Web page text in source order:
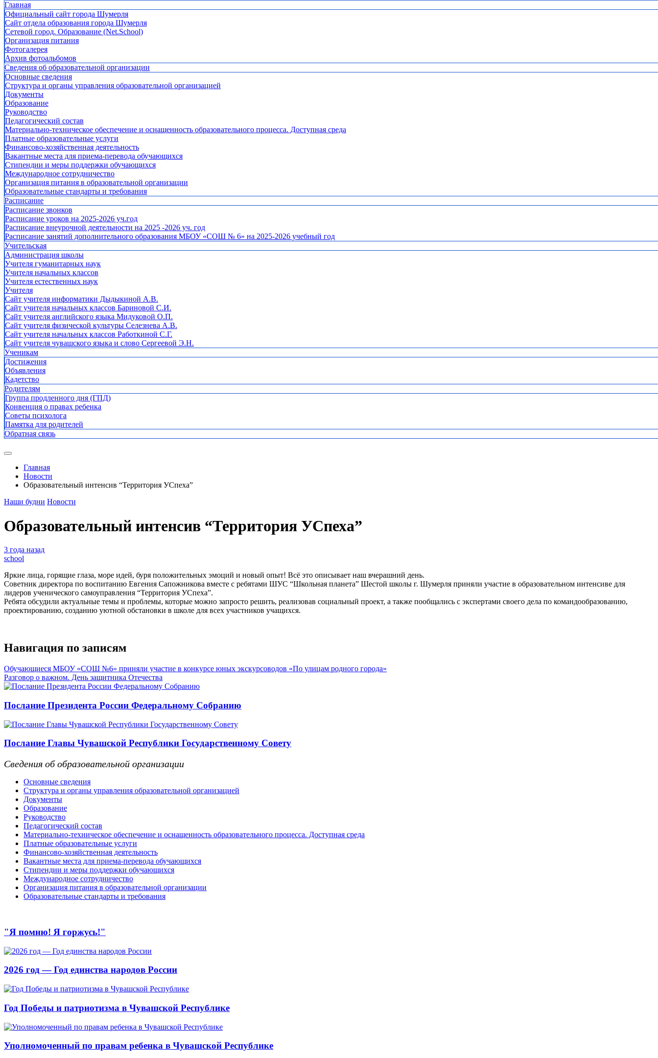
Главная
Официальный сайт города Шумерля
Сайт отдела образования города Шумерля
Сетевой город. Образование (Net.School)
Организация питания
Фотогалерея
Архив фотоальбомов
Сведения об образовательной организации
Основные сведения
Структура и органы управления образовательной организацией
Документы
Образование
Руководство
Педагогический состав
Материально-техническое обеспечение и оснащенность образовательного процесса. Доступная среда
Платные образовательные услуги
Финансово-хозяйственная деятельность
Вакантные места для приема-перевода обучающихся
Стипендии и меры поддержки обучающихся
Международное сотрудничество
Организация питания в образовательной организации
Образовательные стандарты и требования
Расписание
Расписание звонков
Расписание уроков на 2025-2026 уч.год
Расписание внеурочной деятельности на 2025 -2026 уч. год
Расписание занятий дополнительного образования МБОУ «СОШ № 6» на 2025-2026 учебный год
Учительская
Администрация школы
Учителя гуманитарных наук
Учителя начальных классов
Учителя естественных наук
Учителя
Cайт учителя информатики Дыдыкиной А.В.
Сайт учителя начальных классов Бариновой С.И.
Сайт учителя английского языка Мидуковой О.П.
Сайт учителя физической культуры Селезнева А.В.
Сайт учителя начальных классов Работкиной С.Г.
Сайт учителя чувашского языка и слово Сергеевой Э.Н.
Ученикам
Достижения
Объявления
Кадетство
Родителям
Группа продленного дня (ГПД)
Конвенция о правах ребенка
Советы психолога
Памятка для родителей
Обратная связь
Главная
Новости
Образовательный интенсив “Территория УСпеха”
Наши будни Новости
Образовательный интенсив “Территория УСпеха”
3 года назад
school
Яркие лица, горящие глаза, море идей, буря положительных эмоций и новый опыт! Всё это описывает наш вчерашний день.
Советник директора по воспитанию Евгения Сапожникова вместе с ребятами ШУС “Школьная планета” Шестой школы г. Шумерля приняли участие в образовательном интенсиве для
лидеров ученического самоуправления “Территория УСпеха”.
Ребята обсудили актуальные темы и проблемы, которые можно запросто решить, реализовав социальный проект, а также пообщались с экспертами своего дела по командообразованию,
проектированию, созданию уютной обстановки в школе для всех участников учащихся.
Навигация по записям
Обучающиеся МБОУ «СОШ №6» приняли участие в конкурсе юных экскурсоводов «По улицам родного города»
Разговор о важном. День защитника Отечества
Послание Президента России Федеральному Собранию
Послание Главы Чувашской Республики Государственному Совету
Сведения об образовательной организации
Основные сведения
Структура и органы управления образовательной организацией
Документы
Образование
Руководство
Педагогический состав
Материально-техническое обеспечение и оснащенность образовательного процесса. Доступная среда
Платные образовательные услуги
Финансово-хозяйственная деятельность
Вакантные места для приема-перевода обучающихся
Стипендии и меры поддержки обучающихся
Международное сотрудничество
Организация питания в образовательной организации
Образовательные стандарты и требования
"Я помню! Я горжусь!"
2026 год — Год единства народов России
Год Победы и патриотизма в Чувашской Республике
Уполномоченный по правам ребенка в Чувашской Республике